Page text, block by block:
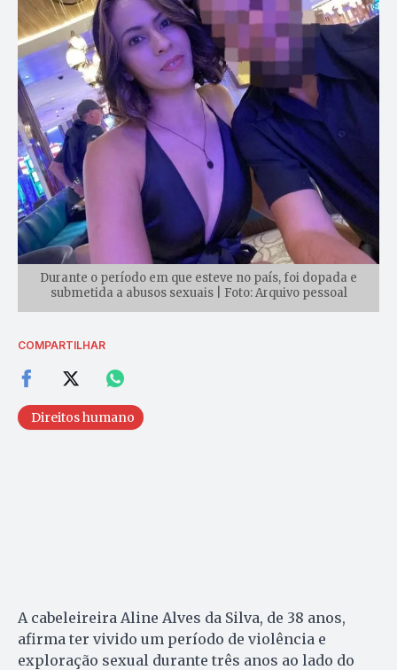
Durante o período em que esteve no país, foi dopada e
submetida a abusos sexuais | Foto: Arquivo pessoal
COMPARTILHAR
Direitos humano
A cabeleireira Aline Alves da Silva, de 38 anos,
afirma ter vivido um período de violência e
exploração sexual durante três anos ao lado do